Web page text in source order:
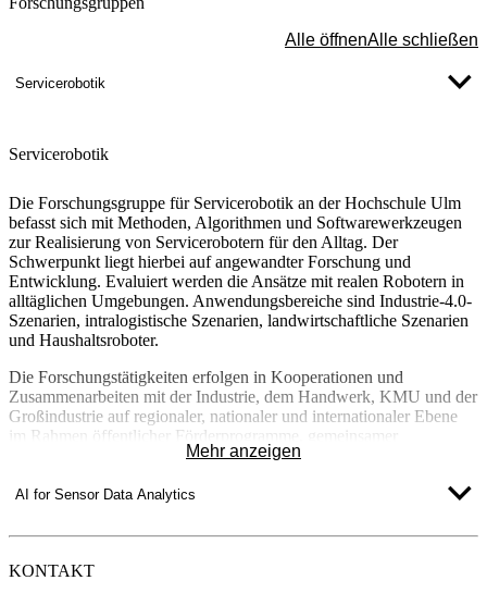
Alle öffnenAlle schließen
Servicerobotik
Servicerobotik
Die Forschungsgruppe für Servicerobotik an der Hochschule Ulm
befasst sich mit Methoden, Algorithmen und Softwarewerkzeugen
zur Realisierung von Servicerobotern für den Alltag. Der
Schwerpunkt liegt hierbei auf angewandter Forschung und
Entwicklung. Evaluiert werden die Ansätze mit realen Robotern in
alltäglichen Umgebungen. Anwendungsbereiche sind Industrie-4.0-
Szenarien, intralogistische Szenarien, landwirtschaftliche Szenarien
und Haushaltsroboter.
Die Forschungstätigkeiten erfolgen in Kooperationen und
Zusammenarbeiten mit der Industrie, dem Handwerk, KMU und der
Großindustrie auf regionaler, nationaler und internationaler Ebene
im Rahmen öffentlicher Förderprogramme, gemeinsamer
Forschungsprogramme und Auftragsforschung.
Detaillierte Informationen zur Forschungsgruppe und den einzelnen
Mehr anzeigen
AI for Sensor Data Analytics
KONTAKT